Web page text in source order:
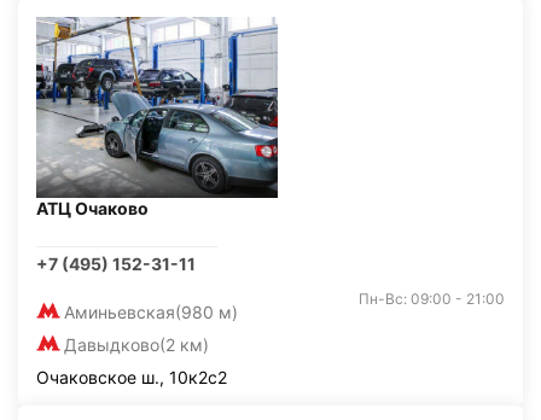
АТЦ Очаково
+7 (495) 152-31-11
Аминьевская(980 м)
Давыдково(2 км)
Пн-Вс: 09:00 - 21:00
Очаковское ш., 10к2с2